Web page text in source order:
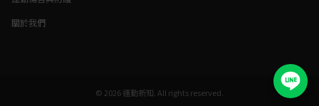
關於我們
© 2026運動新知. All rights reserved.